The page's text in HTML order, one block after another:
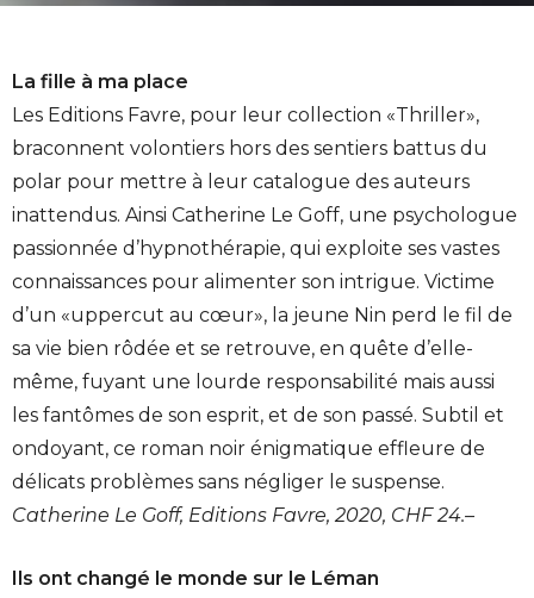
La fille à ma place
Les Editions Favre, pour leur collection «Thriller»,
braconnent volontiers hors des sentiers battus du
polar pour mettre à leur catalogue des auteurs
inattendus. Ainsi Catherine Le Goff, une psychologue
passionnée d’hypnothérapie, qui exploite ses vastes
connaissances pour alimenter son intrigue. Victime
d’un «uppercut au cœur», la jeune Nin perd le fil de
sa vie bien rôdée et se retrouve, en quête d’elle-
même, fuyant une lourde responsabilité mais aussi
les fantômes de son esprit, et de son passé. Subtil et
ondoyant, ce roman noir énigmatique effleure de
délicats problèmes sans négliger le suspense.
Catherine Le Goff, Editions Favre, 2020, CHF 24.–
Ils ont changé le monde sur le Léman